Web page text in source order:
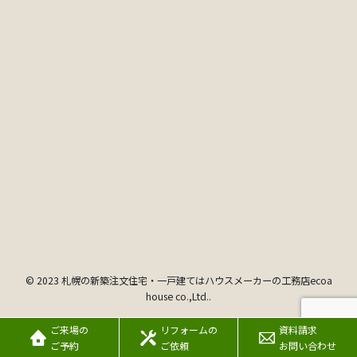
© 2023 札幌の新築注文住宅・一戸建てはハウスメーカーの工務店ecoa
house co.,Ltd..
ご来場の
ご予約
リフォームの
ご依頼
資料請求
お問い合わせ